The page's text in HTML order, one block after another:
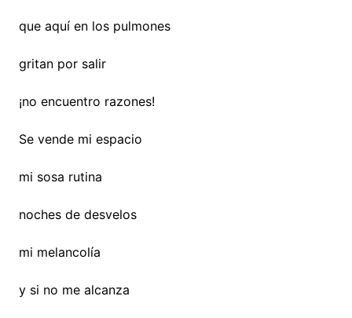
que aquí en los pulmones
gritan por salir
¡no encuentro razones!
Se vende mi espacio
mi sosa rutina
noches de desvelos
mi melancolía
y si no me alcanza